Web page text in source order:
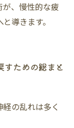
、慢性的な疲
導きます。
すための総まと
の乱れは多く